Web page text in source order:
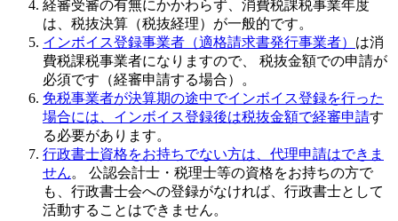
経審受審の有無にかかわらず、消費税課税事業年度
は、税抜決算（税抜経理）が一般的です。
インボイス登録事業者（適格請求書発行事業者） は消
費税課税事業者になりますので、 税抜金額での申請が
必須です（経審申請する場合）。
免税事業者が決算期の途中でインボイス登録を行った
場合には、インボイス登録後は税抜金額で経審申請す
る必要があります。
行政書士資格をお持ちでない方は、代理申請はできま
せん。 公認会計士・税理士等の資格をお持ちの方で
も、行政書士会への登録がなければ、行政書士として
活動することはできません。